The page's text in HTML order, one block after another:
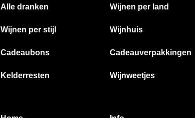
Alle dranken Wijnen per land
Wijnen per stijl Wijnhuis
Cadeaubons Cadeauverpakkingen
Kelderresten Wijnweetjes